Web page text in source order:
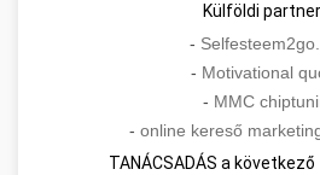
Külföldi
-
- Motivational
- MMC
- online kereső
TANÁCSADÁS a